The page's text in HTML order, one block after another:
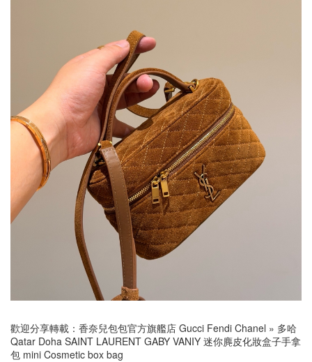
歡迎分享轉載： 香奈兒包包官方旗艦店 Gucci Fendi Chanel » 多哈
Qatar Doha SAINT LAURENT GABY VANIY 迷你麂皮化妝盒子手拿
包 mini Cosmetic box bag